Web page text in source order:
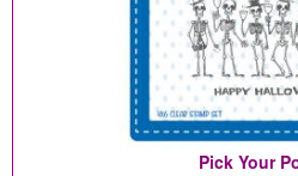
Pick Your